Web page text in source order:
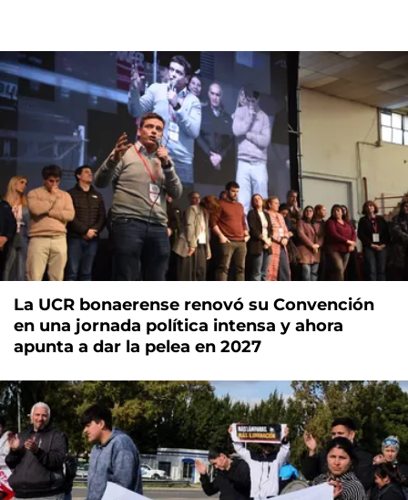
La UCR bonaerense renovó su Convención
en una jornada política intensa y ahora
apunta a dar la pelea en 2027